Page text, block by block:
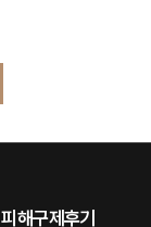
피해구제후기